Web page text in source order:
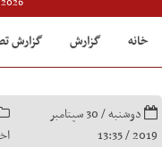
خانه گزارش گزارش
دوشنبه / 30 سپتامبر
2019 / 13:35